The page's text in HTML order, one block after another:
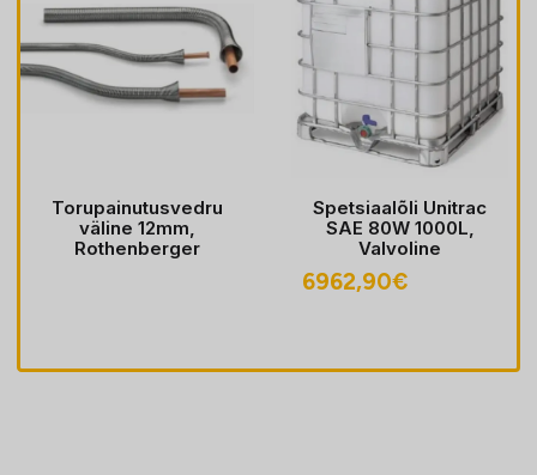
Torupainutusvedru
väline 12mm,
Rothenberger
Spetsiaalõli Unitrac
SAE 80W 1000L,
Valvoline
6962,90€